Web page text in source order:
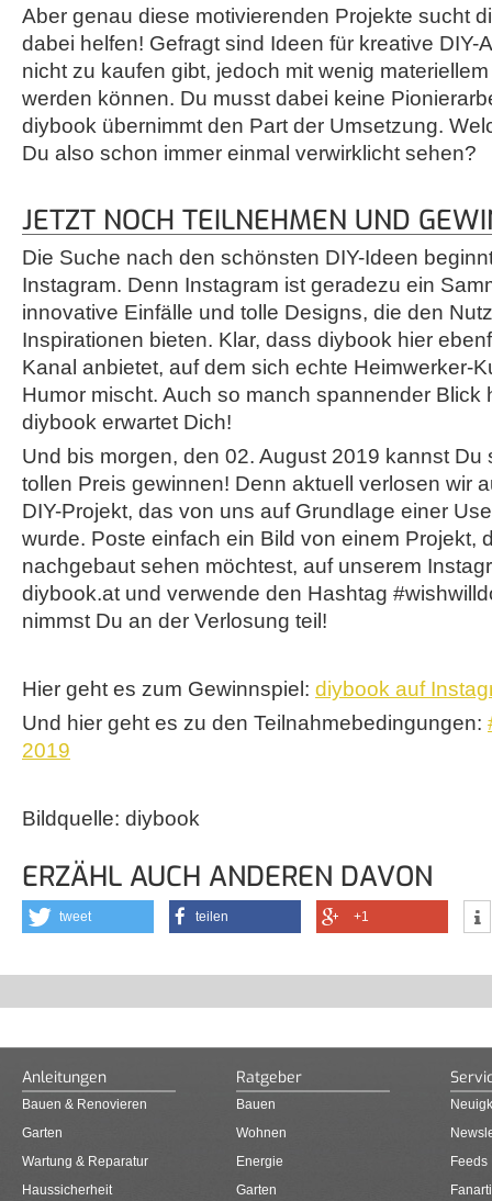
Aber genau diese motivierenden Projekte sucht
dabei helfen! Gefragt sind Ideen für kreative DIY-
nicht zu kaufen gibt, jedoch mit wenig
werden können. Du musst dabei keine
diybook übernimmt den Part der Umsetzung.
Du also schon immer einmal verwirklicht sehen?
JETZT NOCH TEILNEHMEN UND
Die Suche nach den schönsten DIY-Ideen
Instagram. Denn Instagram ist geradezu ein
innovative Einfälle und tolle Designs, die den
Inspirationen bieten. Klar, dass diybook hier
Kanal anbietet, auf dem sich echte Heimwerker-
Humor mischt. Auch so manch spannender Blick
diybook erwartet Dich!
Und bis morgen, den 02. August 2019 kannst Du
tollen Preis gewinnen! Denn aktuell verlosen wir
DIY-Projekt, das von uns auf Grundlage einer
wurde. Poste einfach ein Bild von einem Projekt,
nachgebaut sehen möchtest, auf unserem
diybook.at und verwende den Hashtag
nimmst Du an der Verlosung teil!
Hier geht es zum Gewinnspiel: diybook auf
Und hier geht es zu den Teilnahmebedingungen:
2019
Bildquelle: diybook
ERZÄHL AUCH ANDEREN DAVON
tweet teilen +1
Anleitungen
Bauen & Renovieren
Garten
Wartung & Reparatur
Haussicherheit
Ratgeber
Bauen
Wohnen
Energie
Garten
Feeds